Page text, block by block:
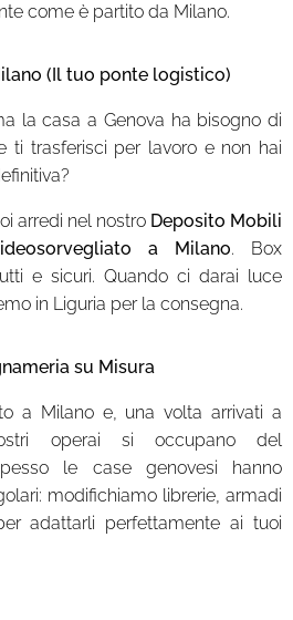
come è partito da Milano.
(Il tuo ponte logistico)
la casa a Genova ha bisogno di
ti trasferisci per lavoro e non hai
arredi nel nostro Deposito Mobili
a Milano. Box
e sicuri. Quando ci darai luce
in Liguria per la consegna.
su Misura
a Milano e, una volta arrivati a
operai si occupano del
le case genovesi hanno
modifichiamo librerie, armadi
adattarli perfettamente ai tuoi